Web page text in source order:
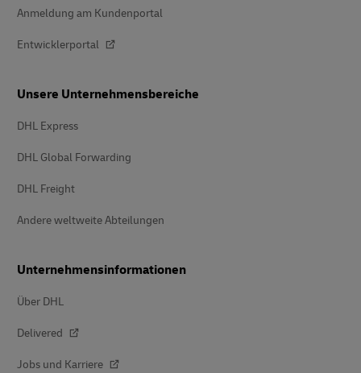
Anmeldung am Kundenportal
Entwicklerportal
Unsere Unternehmensbereiche
DHL Express
DHL Global Forwarding
DHL Freight
Andere weltweite Abteilungen
Unternehmensinformationen
Über DHL
Delivered
Jobs und Karriere